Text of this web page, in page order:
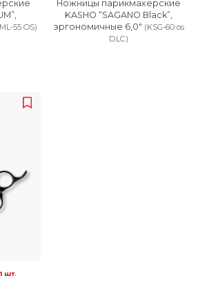
55 OS)
Ножницы парикмахерские
KASHO “SAGANO Black”,
эргономичные 6,0″ (KSG-60 os
DLC)
1 шт.